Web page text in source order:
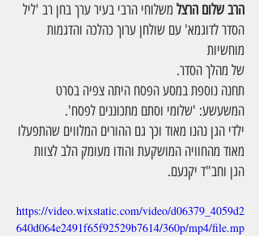
הרב שלום הרצל משלוחי הרבי בעיר ערך בחן רב 'ליל
הסדר לדוגמא' עם שולחן ערוך כהלכה והדגמות
מוחשיות
של מהלך הסדר.
תחנה נוספת במסע הפסח היתה צפיה בסרט
המשעשע: 'שלומי וסתם מתכוננים לפסח'.
ילדי הגן נהנו מאוד וכך גם ההורים המלווים שהתפעלו
מאוד מהחוויה המושקעת והודו מעומק הלב לצוות
הגן וחב"ד יקנעם.
https://video.wixstatic.com/video/d06379_4059d2
640d064e2491f65f92529b7614/360p/mp4/file.mp